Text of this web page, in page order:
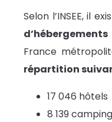
Selon l’INSEE, il
France
répartition
17 046 hôtels
8 139